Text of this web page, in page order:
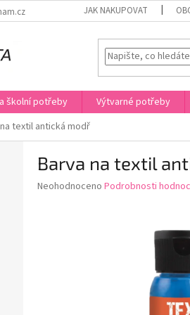
JAK NAKUPOVAT
školní potřeby Výtvarné potřeby
textil antická modř
Barva na textil
Průměrné
Neohodnoceno Podrobnosti